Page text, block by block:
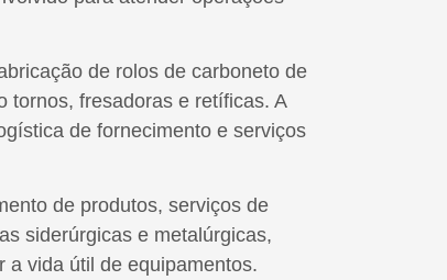
de rolos de carboneto de
tornos, fresadoras e retíficas. A
de fornecimento e serviços
de produtos, serviços de
siderúrgicas e metalúrgicas,
a vida útil de equipamentos.